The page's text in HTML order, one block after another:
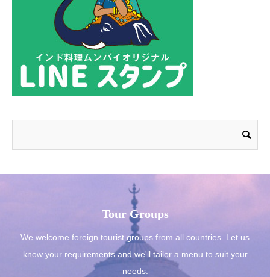
Tour Groups
We welcome foreign tourist groups from all countries. Let us
know your requirements and we'll tailor a menu to suit your
needs.